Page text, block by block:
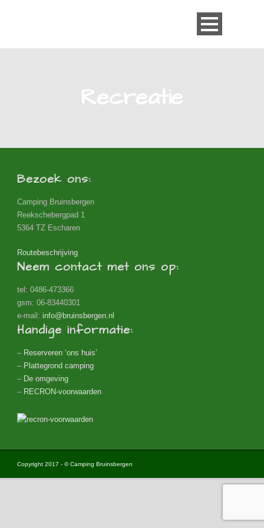
Recreatie
Bezoek ons:
Camping Bruinsbergen
Reekschebergpad 1
5364 TZ Escharen
Routebeschrijving
Neem contact met ons op:
tel: 0486-473366
gsm: 06-83440301
e-mail: info@bruinsbergen.nl
Handige informatie:
– Reserveren ‘ons huis’
– Plattegrond camping
– De omgeving
– RECRON-voorwaarden
Copyright 2017 - © Camping Bruinsbergen